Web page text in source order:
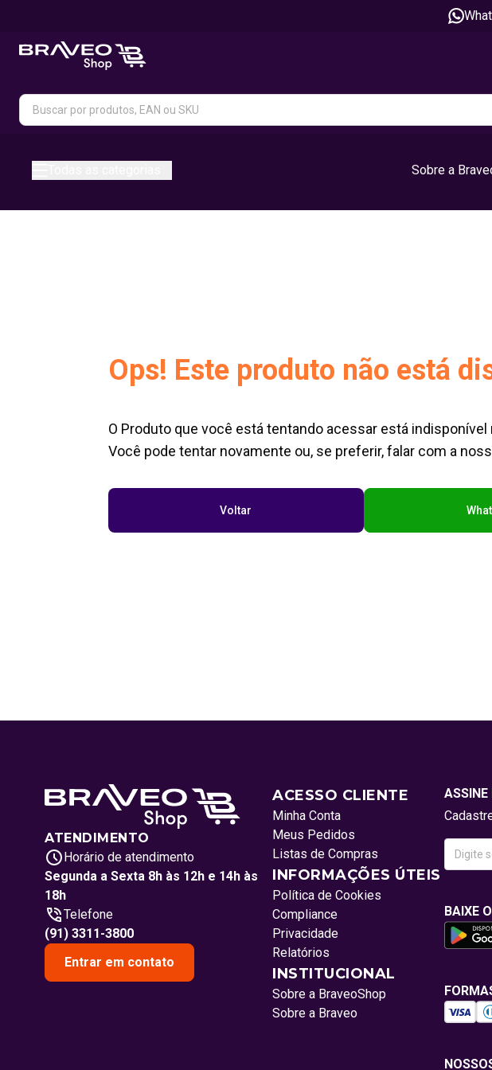
Sobre a
Ops! Este produto não está
O Produto que você está tentando acessar está
Você pode tentar novamente ou, se preferir, falar com a
Voltar
ATENDIMENTO
Horário de atendimento
Segunda a Sexta 8h às 12h e 14h às
18h
Telefone
(91) 3311-3800
Entrar em contato
ACESSO CLIENTE
Minha Conta
Meus Pedidos
Listas de Compras
INFORMAÇÕES ÚTEIS
Política de Cookies
Compliance
Privacidade
Relatórios
INSTITUCIONAL
Sobre a BraveoShop
Sobre a Braveo
ASSINE
BAIXE